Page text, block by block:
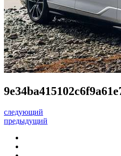
следующий
предыдущий